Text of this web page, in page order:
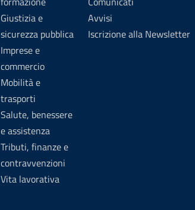
Giustizia e
sicurezza pubblica
Imprese e
commercio
Mobilità e
trasporti
Salute, benessere
e assistenza
Tributi, finanze e
contravvenzioni
Vita lavorativa
Avvisi
Iscrizione alla Newsletter